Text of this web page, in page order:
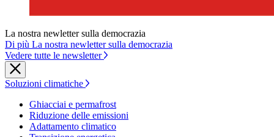
La nostra newletter sulla democrazia
Di più La nostra newletter sulla democrazia
Vedere tutte le newsletter
Soluzioni climatiche
Ghiacciai e permafrost
Riduzione delle emissioni
Adattamento climatico